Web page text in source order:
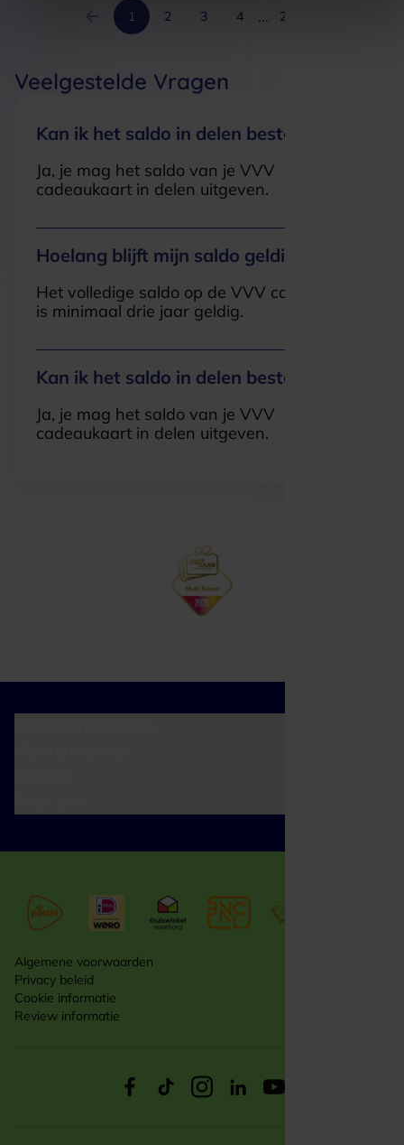
1 2 3 4 ... 22
Veelgestelde Vragen
Kan ik het saldo in delen besteden?
Ja, je mag het saldo van je VVV
cadeaukaart in delen uitgeven.
Hoelang blijft mijn saldo geldig?
Het volledige saldo op de VVV cadeaukaart
is minimaal drie jaar geldig.
Kan ik het saldo in delen besteden?
Ja, je mag het saldo van je VVV
cadeaukaart in delen uitgeven.
Algemene voorwaarden
Privacy beleid
Cookie informatie
Review informatie